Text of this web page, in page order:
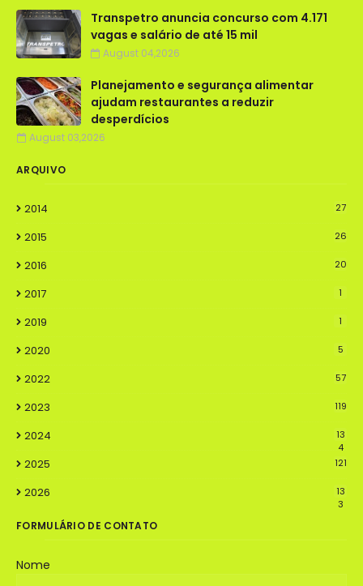
Transpetro anuncia concurso com 4.171
vagas e salário de até 15 mil
August 04,2026
Planejamento e segurança alimentar
ajudam restaurantes a reduzir
desperdícios
August 03,2026
ARQUIVO
2014 27
2015 26
2016 20
2017 1
2019 1
2020 5
2022 57
2023 119
2024
13
4
2025 121
2026
13
3
FORMULÁRIO DE CONTATO
Nome